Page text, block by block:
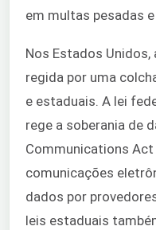
em multas pesadas
Nos Estados Unidos,
regida por uma
e estaduais. A lei
rege a soberania de
Communications Act
comunicações
dados por
leis estaduais